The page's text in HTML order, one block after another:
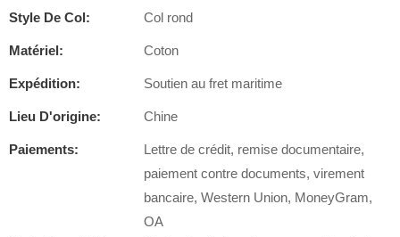
Style De Col: Col rond
Matériel: Coton
Expédition: Soutien au fret maritime
Lieu D'origine: Chine
Paiements:
Lettre de crédit, remise documentaire,
paiement contre documents, virement
bancaire, Western Union, MoneyGram,
OA